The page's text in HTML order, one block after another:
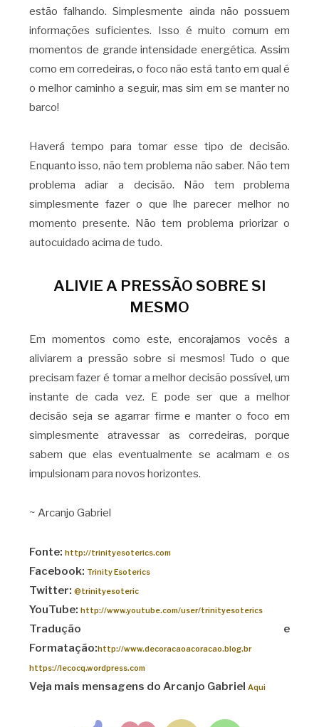
estão falhando. Simplesmente ainda não possuem
informações suficientes. Isso é muito comum em
momentos de grande intensidade energética. Assim
como em corredeiras, o foco não está tanto em qual é
o melhor caminho a seguir, mas sim em se manter no
barco!
Haverá tempo para tomar esse tipo de decisão.
Enquanto isso, não tem problema não saber. Não tem
problema adiar a decisão. Não tem problema
simplesmente fazer o que lhe parecer melhor no
momento presente. Não tem problema priorizar o
autocuidado acima de tudo.
ALIVIE A PRESSÃO SOBRE SI
MESMO
Em momentos como este, encorajamos vocês a
aliviarem a pressão sobre si mesmos! Tudo o que
precisam fazer é tomar a melhor decisão possível, um
instante de cada vez. E pode ser que a melhor
decisão seja se agarrar firme e manter o foco em
simplesmente atravessar as corredeiras, porque
sabem que elas eventualmente se acalmam e os
impulsionam para novos horizontes.
~ Arcanjo Gabriel
Fonte: http://trinityesoterics.com
Facebook: Trinity Esoterics
Twitter: @trinityesoteric
YouTube: http://www.youtube.com/user/trinityesoterics
Tradução e
Formatação:http://www.decoracaoacoracao.blog.br
https://lecocq.wordpress.com
Veja mais mensagens do Arcanjo Gabriel Aqui